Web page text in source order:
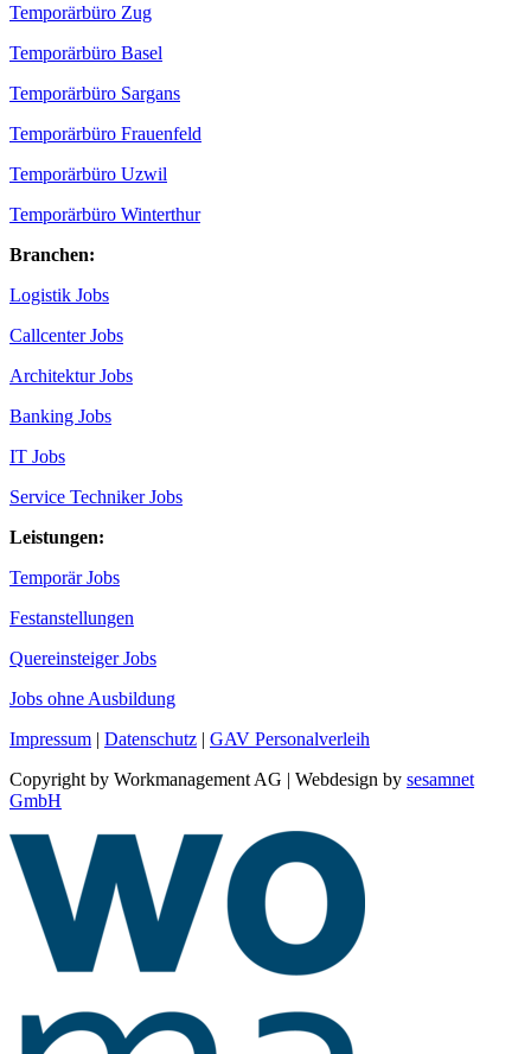
Temporärbüro Zug
Temporärbüro Basel
Temporärbüro Sargans
Temporärbüro Frauenfeld
Temporärbüro Uzwil
Temporärbüro Winterthur
Branchen:
Logistik Jobs
Callcenter Jobs
Architektur Jobs
Banking Jobs
IT Jobs
Service Techniker Jobs
Leistungen:
Temporär Jobs
Festanstellungen
Quereinsteiger Jobs
Jobs ohne Ausbildung
Impressum | Datenschutz | GAV Personalverleih
Copyright by Workmanagement AG | Webdesign by sesamnet
GmbH